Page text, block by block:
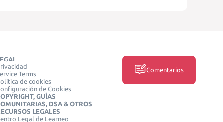
Terms
de cookies
de Cookies
GUÍAS
DSA & OTROS
LEGALES
Legal de Learneo
Comentarios